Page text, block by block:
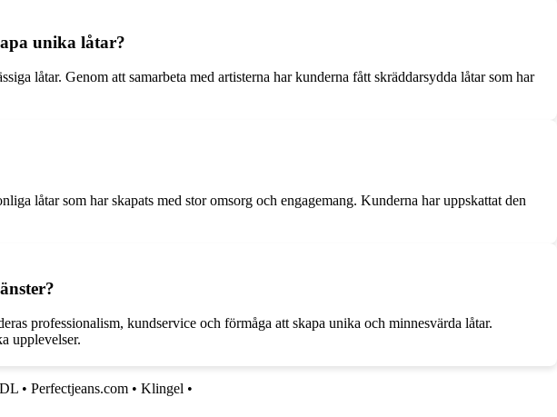
unika låtar?
låtar. Genom att samarbeta med artisterna har kunderna fått skräddarsydda låtar som har
låtar som har skapats med stor omsorg och engagemang. Kunderna har uppskattat den
professionalism, kundservice och förmåga att skapa unika och minnesvärda låtar.
upplevelser.
DL • Perfectjeans.com • Klingel •